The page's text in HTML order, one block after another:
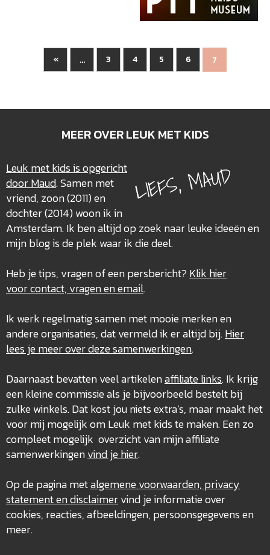
« ... 3 4 5 6 7
MEER OVER LEUK MET KIDS
LIEFS, MAUD
Leuk met kids is opgericht
door Maud. Samen met
vriend, zoon (2011) en
dochter (2014) woon ik in
Amsterdam. Ik ben altijd op zoek naar leuke ideeën en
mijn blog is de plek waar ik die deel.
Heb je tips, vragen of een persbericht? Klik hier
voor contact, vragen en email.
Ik werk regelmatig samen met mooie merken en
andere organisaties, dat vermeld ik er altijd bij.Hier
lees je meer over dezesamenwerkingen.
Daarnaast bevatten veel artikelenaffiliate links. Ik krijg
een kleine commissie als je bijvoorbeeld bestelt bij
zulke winkels. Dat kost jou niets extra’s, maar maakt het
voor mij mogelijk om Leuk met kids te maken. Een zo
compleet mogelijk overzicht van mijn affiliate
samenwerkingenvind je hier.
Op de pagina metalgemene voorwaarden, privacy
statement en disclaimervind je informatie over
cookies, reacties, afbeeldingen, persoonsgegevens en
meer.